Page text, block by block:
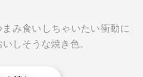
み食いしちゃいたい衝動に
しそうな焼き色。